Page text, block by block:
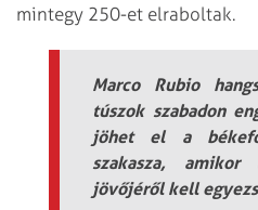
mintegy 250-et elraboltak.
Marco Rubio
túszok szabadon
jöhet el a
szakasza,
jövőjéről kell